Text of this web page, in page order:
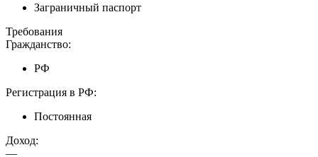
Заграничный паспорт
Требования
Гражданство:
РФ
Регистрация в РФ:
Постоянная
Доход:
—